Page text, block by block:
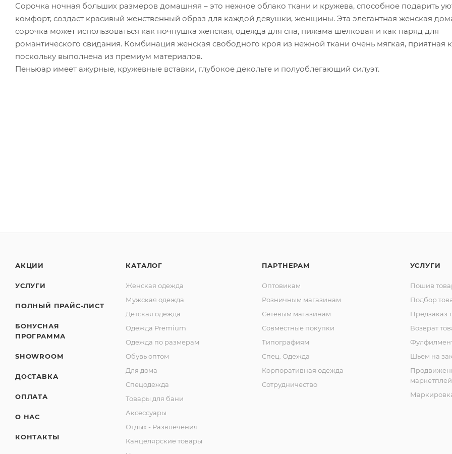
Сорочка ночная больших размеров домашняя – это нежное облако ткани и кружева, способное подарить
комфорт, создаст красивый женственный образ для каждой девушки, женщины. Эта элегантная женская
сорочка может использоваться как ночнушка женская, одежда для сна, пижама шелковая и как наряд для
романтического свидания. Комбинация женская свободного кроя из нежной ткани очень мягкая, приятная к
поскольку выполнена из премиум материалов.
Пеньюар имеет ажурные, кружевные вставки, глубокое декольте и полуоблегающий силуэт.
АКЦИИ
УСЛУГИ
ПОЛНЫЙ ПРАЙС-ЛИСТ
БОНУСНАЯ
ПРОГРАММА
SHOWROOM
ДОСТАВКА
ОПЛАТА
О НАС
КОНТАКТЫ
КАТАЛОГ
Женская одежда
Мужская одежда
Детская одежда
Одежда Premium
Одежда по размерам
Обувь оптом
Для дома
Спецодежда
Товары для бани
Аксессуары
Отдых - Развлечения
Канцелярские товары
ПАРТНЕРАМ
Оптовикам
Розничным магазинам
Сетевым магазинам
Совместные покупки
Типографиям
Спец. Одежда
Корпоративная одежда
Сотрудничество
УСЛУГИ
Пошив
Подбор
Предзаказ
Возврат
Шьем на